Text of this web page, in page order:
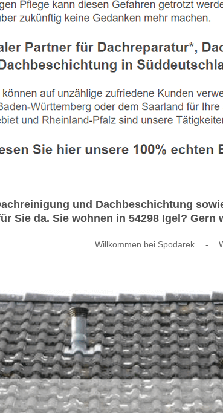
und Dachbeschichtung
Sie da. Sie wohnen in 54298 Igel? Gern
Willkommen bei Spodarek -